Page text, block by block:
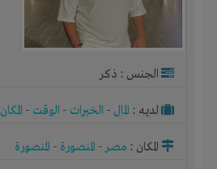
الجنس : ذكر
لديـه : المال - الخبرات - الوقت - المكان
المكان : مصر- المنصورة - المنصورة